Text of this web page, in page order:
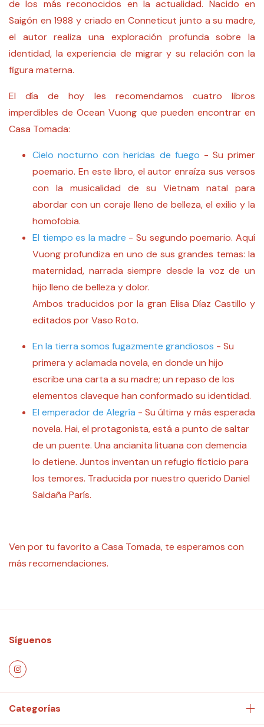
de los más reconocidos en la actualidad. Nacido en
Saigón en 1988 y criado en Conneticut junto a su madre,
el autor realiza una exploración profunda sobre la
identidad, la experiencia de migrar y su relación con la
figura materna.
El día de hoy les recomendamos cuatro libros
imperdibles de Ocean Vuong que pueden encontrar en
Casa Tomada:
Cielo nocturno con heridas de fuego - Su primer
poemario. En este libro, el autor enraíza sus versos
con la musicalidad de su Vietnam natal para
abordar con un coraje lleno de belleza, el exilio y la
homofobia.
El tiempo es la madre - Su segundo poemario. Aquí
Vuong profundiza en uno de sus grandes temas: la
maternidad, narrada siempre desde la voz de un
hijo lleno de belleza y dolor.
Ambos traducidos por la gran Elisa Díaz Castillo y
editados por Vaso Roto.
En la tierra somos fugazmente grandiosos - Su
primera y aclamada novela, en donde un hijo
escribe una carta a su madre; un repaso de los
elementos claveque han conformado su identidad.
El emperador de Alegría - Su última y más esperada
novela. Hai, el protagonista, está a punto de saltar
de un puente. Una ancianita lituana con demencia
lo detiene. Juntos inventan un refugio ficticio para
los temores. Traducida por nuestro querido Daniel
Saldaña París.
Ven por tu favorito a Casa Tomada, te esperamos con
más recomendaciones.
Síguenos
Categorías